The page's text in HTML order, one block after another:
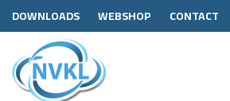
DOWNLOADS WEBSHOP CONTACT